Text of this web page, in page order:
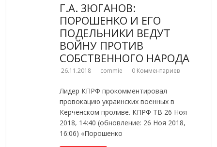
Г.А. ЗЮГАНОВ:
ПОРОШЕНКО И ЕГО
ПОДЕЛЬНИКИ ВЕДУТ
ВОЙНУ ПРОТИВ
СОБСТВЕННОГО НАРОДА
26.11.2018 commie 0 Комментариев
Лидер КПРФ прокомментировал
провокацию украинских военных в
Керченском проливе. КПРФ ТВ 26 Ноя
2018, 14:40 (обновление: 26 Ноя 2018,
16:06) «Порошенко